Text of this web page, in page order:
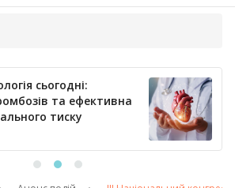
сьогодні:
та ефективна
тиску